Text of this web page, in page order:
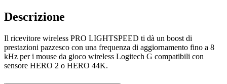
Descrizione
Il ricevitore wireless PRO LIGHTSPEED ti dà un boost di
prestazioni pazzesco con una frequenza di aggiornamento fino a 8
kHz per i mouse da gioco wireless Logitech G compatibili con
sensore HERO 2 o HERO 44K.